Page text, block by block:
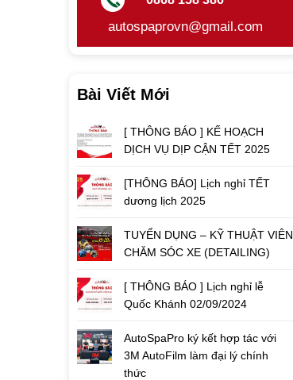
autospaprovn@gmail.com
Bài Viết Mới
[ THÔNG BÁO ] KẾ HOẠCH
DỊCH VỤ DỊP CẬN TẾT 2025
[THÔNG BÁO] Lịch nghỉ TẾT
dương lịch 2025
TUYỂN DỤNG – KỸ THUẬT VIÊN
CHĂM SÓC XE (DETAILING)
[ THÔNG BÁO ] Lịch nghỉ lễ
Quốc Khánh 02/09/2024
AutoSpaPro ký kết hợp tác với
3M AutoFilm làm đại lý chính
thức